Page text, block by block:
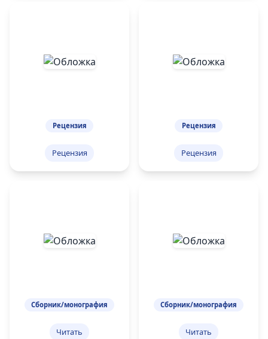
Рецензия
Рецензия
Рецензия
Рецензия
Сборник/монография
Читать
Сборник/монография
Читать